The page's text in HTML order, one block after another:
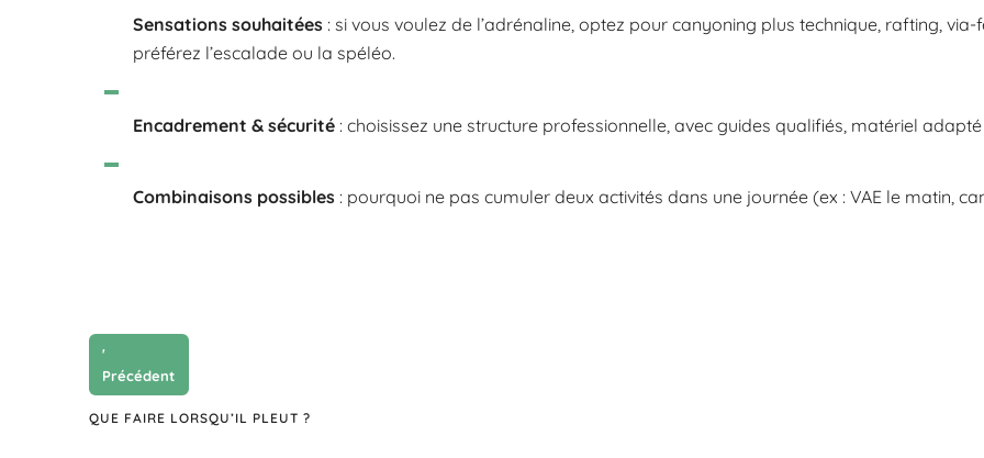
Sensations souhaitées: si vous voulez de l’adrénaline, optez pour canyoning plus technique, rafting,
préférez l’escalade ou la spéléo.
Encadrement & sécurité: choisissez une structure professionnelle, avec guides qualifiés, matériel
Combinaisons possibles: pourquoi ne pas cumuler deux activités dans une journée (ex : VAE le matin,
'
Précédent
QUE FAIRE LORSQU’IL PLEUT ?